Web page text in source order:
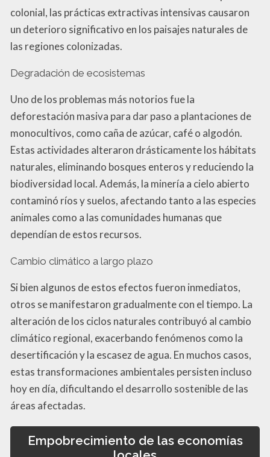
colonial, las prácticas extractivas intensivas causaron
un deterioro significativo en los paisajes naturales de
las regiones colonizadas.
Degradación de ecosistemas
Uno de los problemas más notorios fue la
deforestación masiva para dar paso a plantaciones de
monocultivos, como caña de azúcar, café o algodón.
Estas actividades alteraron drásticamente los hábitats
naturales, eliminando bosques enteros y reduciendo la
biodiversidad local. Además, la minería a cielo abierto
contaminó ríos y suelos, afectando tanto a las especies
animales como a las comunidades humanas que
dependían de estos recursos.
Cambio climático a largo plazo
Si bien algunos de estos efectos fueron inmediatos,
otros se manifestaron gradualmente con el tiempo. La
alteración de los ciclos naturales contribuyó al cambio
climático regional, exacerbando fenómenos como la
desertificación y la escasez de agua. En muchos casos,
estas transformaciones ambientales persisten incluso
hoy en día, dificultando el desarrollo sostenible de las
áreas afectadas.
Empobrecimiento de las economías